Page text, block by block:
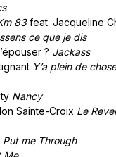
83feat. Jacqueline
ce que je dis
? Jackass
Y’a plein de
Nancy
Sainte-Croix Le
Put me Through